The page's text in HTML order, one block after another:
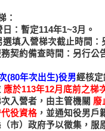
：
日：暫定114年1~3月。
選填入營梯次截止時間：
契約備查時間：另行公
(80年次出生)役男經核
應於113年12月底前之梯
入營者，由主管機關 廢
役資格 ，並通知役男戶
市）政府予以徵集，服